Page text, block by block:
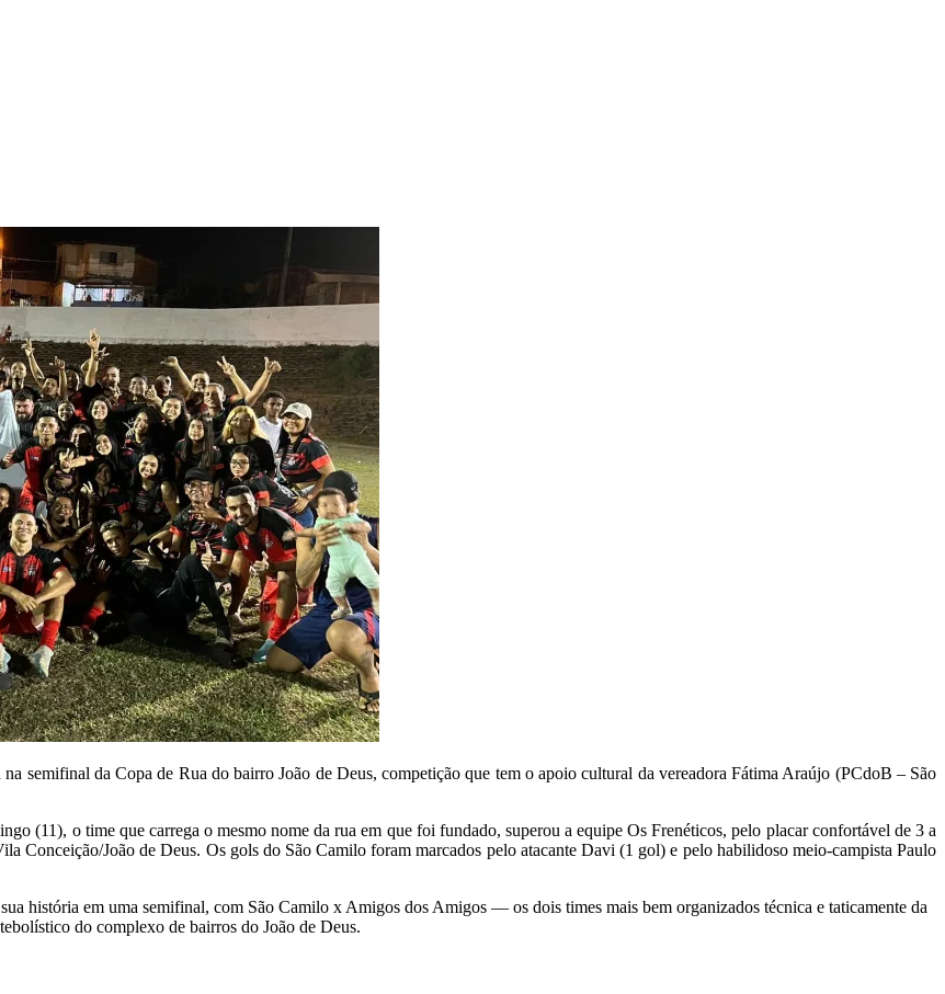
semifinal da Copa de Rua do bairro João de Deus, competição que tem o apoio cultural da vereadora Fátima Araújo (PCdoB – São
(11), o time que carrega o mesmo nome da rua em que foi fundado, superou a equipe Os Frenéticos, pelo placar confortável de 3 a
Conceição/João de Deus. Os gols do São Camilo foram marcados pelo atacante Davi (1 gol) e pelo habilidoso meio-campista Paulo
história em uma semifinal, com São Camilo x Amigos dos Amigos — os dois times mais bem organizados técnica e taticamente da
do complexo de bairros do João de Deus.